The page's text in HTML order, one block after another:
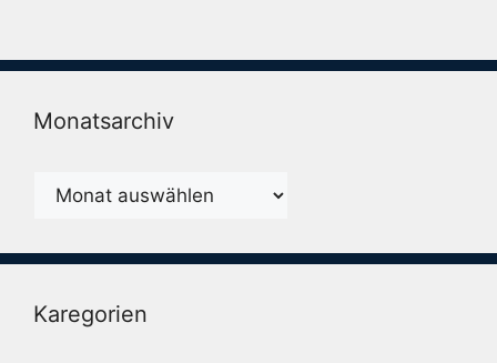
Monatsarchiv
Monatsarchiv
Karegorien